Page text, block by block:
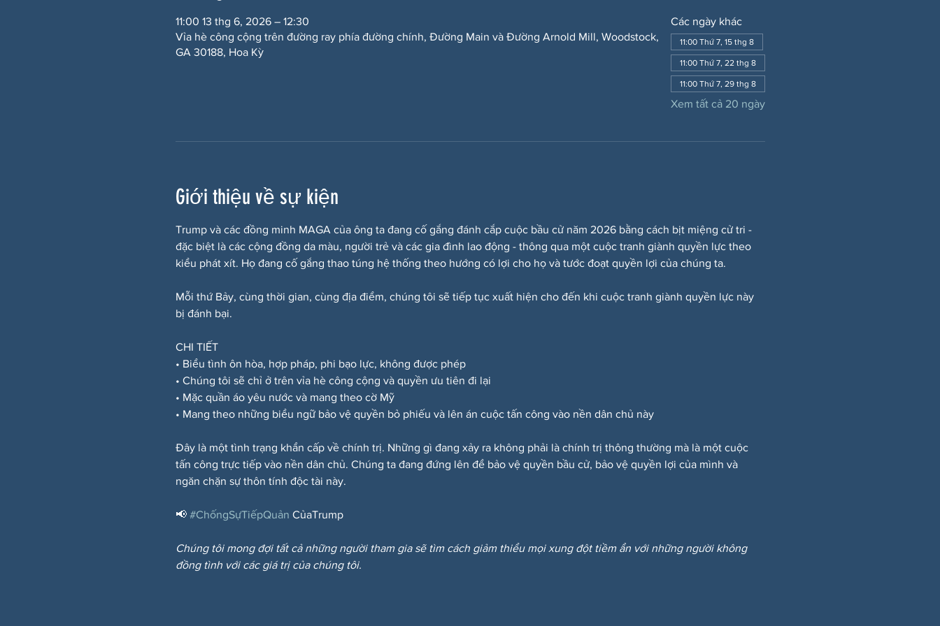
11:00 13 thg 6, 2026 – 12:30
Vỉa hè công cộng trên đường ray phía đường chính, Đường Main và Đường Arnold Mill, Woodstock,
GA 30188, Hoa Kỳ
Các ngày khác
11:00 Thứ 7, 15 thg 8
11:00 Thứ 7, 22 thg 8
11:00 Thứ 7, 29 thg 8
Xem tất cả 20 ngày
Giới thiệu về sự kiện
Trump và các đồng minh MAGA của ông ta đang cố gắng đánh cắp cuộc bầu cử năm 2026 bằng cách bịt miệng cử tri -
đặc biệt là các cộng đồng da màu, người trẻ và các gia đình lao động - thông qua một cuộc tranh giành quyền lực theo
kiểu phát xít. Họ đang cố gắng thao túng hệ thống theo hướng có lợi cho họ và tước đoạt quyền lợi của chúng ta.
Mỗi thứ Bảy, cùng thời gian, cùng địa điểm, chúng tôi sẽ tiếp tục xuất hiện cho đến khi cuộc tranh giành quyền lực này
bị đánh bại.
CHI TIẾT
• Biểu tình ôn hòa, hợp pháp, phi bạo lực, không được phép
• Chúng tôi sẽ chỉ ở trên vỉa hè công cộng và quyền ưu tiên đi lại
• Mặc quần áo yêu nước và mang theo cờ Mỹ
• Mang theo những biểu ngữ bảo vệ quyền bỏ phiếu và lên án cuộc tấn công vào nền dân chủ này
Đây là một tình trạng khẩn cấp về chính trị. Những gì đang xảy ra không phải là chính trị thông thường mà là một cuộc
tấn công trực tiếp vào nền dân chủ. Chúng ta đang đứng lên để bảo vệ quyền bầu cử, bảo vệ quyền lợi của mình và
ngăn chặn sự thôn tính độc tài này.
📢 #ChốngSựTiếpQuản CủaTrump
Chúng tôi mong đợi tất cả những người tham gia sẽ tìm cách giảm thiểu mọi xung đột tiềm ẩn với những người không
đồng tình với các giá trị của chúng tôi.